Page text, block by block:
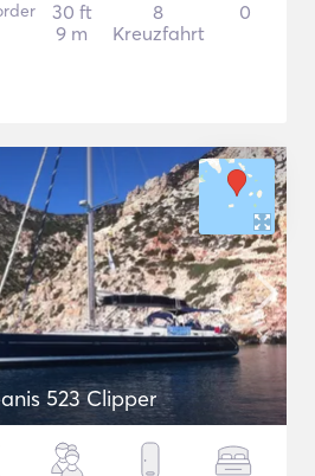
30 ft
9 m
8
Kreuzfahrt
0
523 Clipper